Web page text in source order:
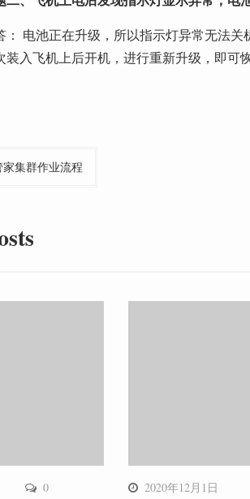
： 电池正在升级，所以指示灯异常无法
装入飞机上后开机，进行重新升级，即可恢
集群作业流程
0 2020年12月1日